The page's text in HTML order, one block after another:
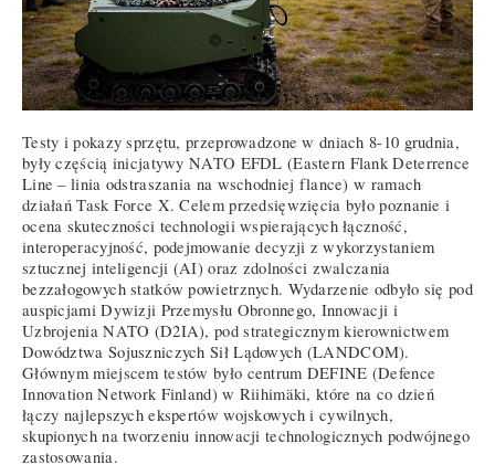
Testy i pokazy sprzętu, przeprowadzone w dniach 8-10 grudnia,
były częścią inicjatywy NATO EFDL (Eastern Flank Deterrence
Line – linia odstraszania na wschodniej flance) w ramach
działań Task Force X. Celem przedsięwzięcia było poznanie i
ocena skuteczności technologii wspierających łączność,
interoperacyjność, podejmowanie decyzji z wykorzystaniem
sztucznej inteligencji (AI) oraz zdolności zwalczania
bezzałogowych statków powietrznych. Wydarzenie odbyło się pod
auspicjami Dywizji Przemysłu Obronnego, Innowacji i
Uzbrojenia NATO (D2IA), pod strategicznym kierownictwem
Dowództwa Sojuszniczych Sił Lądowych (LANDCOM).
Głównym miejscem testów było centrum DEFINE (Defence
Innovation Network Finland) w Riihimäki, które na co dzień
łączy najlepszych ekspertów wojskowych i cywilnych,
skupionych na tworzeniu innowacji technologicznych podwójnego
zastosowania.